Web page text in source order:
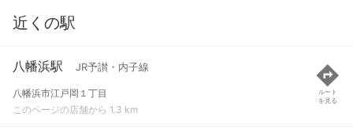
近くの駅
八幡浜駅 JR予讃・内子線
八幡浜市江戸岡１丁目
このページの店舗から 1.3 km
ルート
を見る